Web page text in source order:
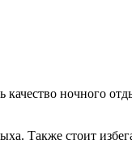
ночного
Также стоит